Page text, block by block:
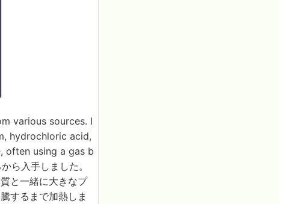
various sources. I
hydrochloric acid,
often using a gas b
ら入手しました。
と一緒に大きなプ
するまで加熱しま